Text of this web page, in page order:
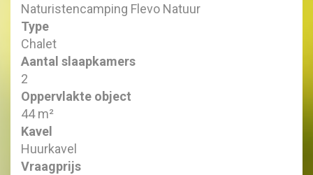
Naturistencamping Flevo Natuur
Type
Chalet
Aantal slaapkamers
2
Oppervlakte object
44 m²
Kavel
Huurkavel
Vraagprijs